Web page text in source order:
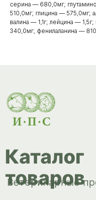
серина — 680,0мг;
510,0мг; глицина — 575,0мг;
валина — 1,1г; лейцина —
340,0мг; фенилаланина —
Инкубация
Доставка и
оплата
О компании
Корма, кормовые
Гигиенические средства
Сопутствующие товары